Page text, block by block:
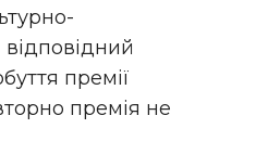
премії
премія не